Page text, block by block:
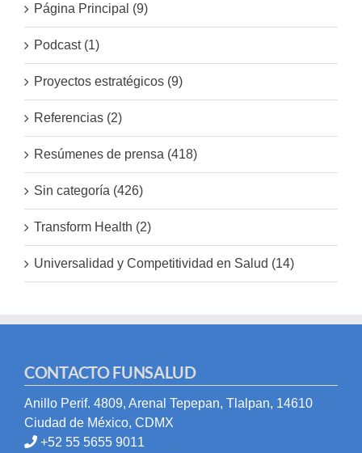
Página Principal (9)
Podcast (1)
Proyectos estratégicos (9)
Referencias (2)
Resúmenes de prensa (418)
Sin categoría (426)
Transform Health (2)
Universalidad y Competitividad en Salud (14)
CONTACTO FUNSALUD
Anillo Perif. 4809, Arenal Tepepan, Tlalpan, 14610
Ciudad de México, CDMX
+52 55 5655 9011